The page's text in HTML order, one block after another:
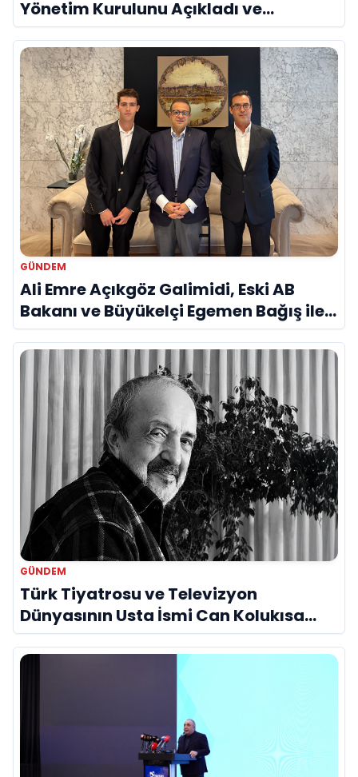
Yönetim Kurulunu Açıkladı ve
Savunma Sanayinde Küresel Vizyon
Vurgusu
GÜNDEM
Ali Emre Açıkgöz Galimidi, Eski AB
Bakanı ve Büyükelçi Egemen Bağış ile
Bir Araya Geldi
GÜNDEM
Türk Tiyatrosu ve Televizyon
Dünyasının Usta İsmi Can Kolukısa
Hayatını Kaybetti